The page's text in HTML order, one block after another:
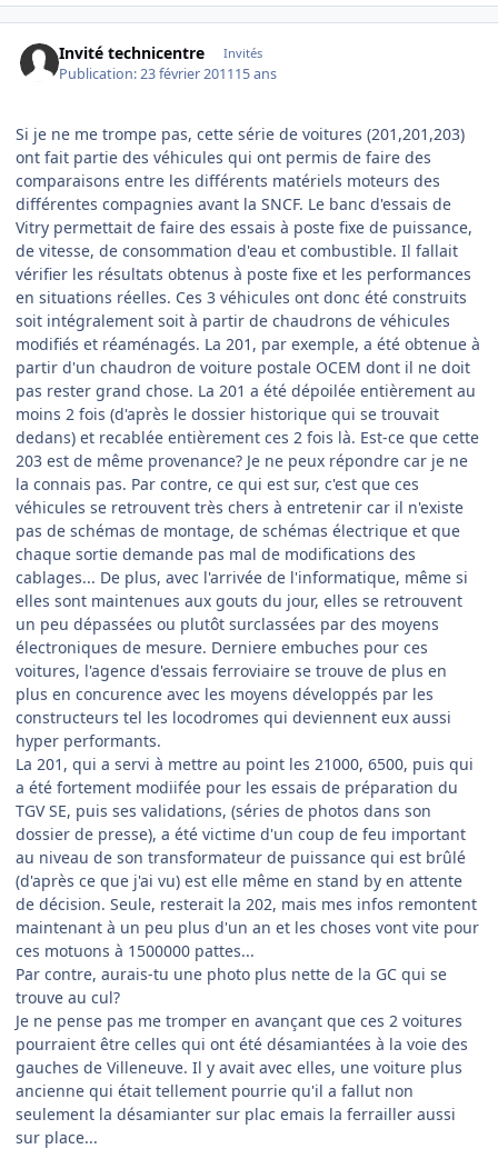
Invité technicentre Invités
Publication:23 février 201115 ans
Si je ne me trompe pas, cette série de voitures (201,201,203)
ont fait partie des véhicules qui ont permis de faire des
comparaisons entre les différents matériels moteurs des
différentes compagnies avant la SNCF. Le banc d'essais de
Vitry permettait de faire des essais à poste fixe de puissance,
de vitesse, de consommation d'eau et combustible. Il fallait
vérifier les résultats obtenus à poste fixe et les performances
en situations réelles. Ces 3 véhicules ont donc été construits
soit intégralement soit à partir de chaudrons de véhicules
modifiés et réaménagés. La 201, par exemple, a été obtenue à
partir d'un chaudron de voiture postale OCEM dont il ne doit
pas rester grand chose. La 201 a été dépoilée entièrement au
moins 2 fois (d'après le dossier historique qui se trouvait
dedans) et recablée entièrement ces 2 fois là. Est-ce que cette
203 est de même provenance? Je ne peux répondre car je ne
la connais pas. Par contre, ce qui est sur, c'est que ces
véhicules se retrouvent très chers à entretenir car il n'existe
pas de schémas de montage, de schémas électrique et que
chaque sortie demande pas mal de modifications des
cablages... De plus, avec l'arrivée de l'informatique, même si
elles sont maintenues aux gouts du jour, elles se retrouvent
un peu dépassées ou plutôt surclassées par des moyens
électroniques de mesure. Derniere embuches pour ces
voitures, l'agence d'essais ferroviaire se trouve de plus en
plus en concurence avec les moyens développés par les
constructeurs tel les locodromes qui deviennent eux aussi
hyper performants.
La 201, qui a servi à mettre au point les 21000, 6500, puis qui
a été fortement modiifée pour les essais de préparation du
TGV SE, puis ses validations, (séries de photos dans son
dossier de presse), a été victime d'un coup de feu important
au niveau de son transformateur de puissance qui est brûlé
(d'après ce que j'ai vu) est elle même en stand by en attente
de décision. Seule, resterait la 202, mais mes infos remontent
maintenant à un peu plus d'un an et les choses vont vite pour
ces motuons à 1500000 pattes...
Par contre, aurais-tu une photo plus nette de la GC qui se
trouve au cul?
Je ne pense pas me tromper en avançant que ces 2 voitures
pourraient être celles qui ont été désamiantées à la voie des
gauches de Villeneuve. Il y avait avec elles, une voiture plus
ancienne qui était tellement pourrie qu'il a fallut non
seulement la désamianter sur plac emais la ferrailler aussi
sur place...